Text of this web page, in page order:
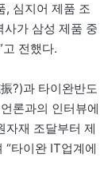
, 심지어 제품 조
사가 삼성 제품 중
전했다.
?)과 타이완반도
론과의 인터뷰에
자재 조달부터 제
“타이완 IT업계에